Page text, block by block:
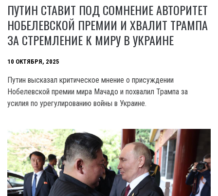
ПУТИН СТАВИТ ПОД СОМНЕНИЕ АВТОРИТЕТ
НОБЕЛЕВСКОЙ ПРЕМИИ И ХВАЛИТ ТРАМПА
ЗА СТРЕМЛЕНИЕ К МИРУ В УКРАИНЕ
10 ОКТЯБРЯ, 2025
Путин высказал критическое мнение о присуждении
Нобелевской премии мира Мачадо и похвалил Трампа за
усилия по урегулированию войны в Украине.